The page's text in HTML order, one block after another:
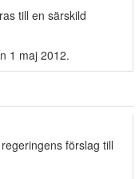
till en särskild
1 maj 2012.
förslag till